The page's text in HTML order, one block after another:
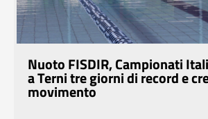
Nuoto FISDIR, Campionati
a Terni tre giorni di record e
movimento